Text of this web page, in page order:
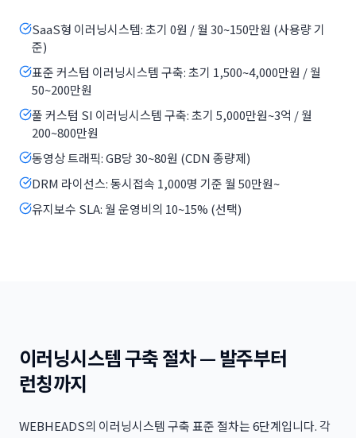
SaaS형 이러닝시스템: 초기 0원 / 월 30~150만원 (사용량 기
준)
표준 커스텀 이러닝시스템 구축: 초기 1,500~4,000만원 / 월
50~200만원
풀 커스텀 SI 이러닝시스템 구축: 초기 5,000만원~3억 / 월
200~800만원
동영상 트래픽: GB당 30~80원 (CDN 종량제)
DRM 라이선스: 동시접속 1,000명 기준 월 50만원~
유지보수 SLA: 월 운영비의 10~15% (선택)
이러닝시스템 구축 절차 — 발주부터
런칭까지
WEBHEADS의 이러닝시스템 구축 표준 절차는 6단계입니다. 각